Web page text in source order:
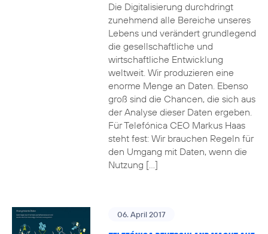
Die Digitalisierung durchdringt
zunehmend alle Bereiche unseres
Lebens und verändert grundlegend
die gesellschaftliche und
wirtschaftliche Entwicklung
weltweit. Wir produzieren eine
enorme Menge an Daten. Ebenso
groß sind die Chancen, die sich aus
der Analyse dieser Daten ergeben.
Für Telefónica CEO Markus Haas
steht fest: Wir brauchen Regeln für
den Umgang mit Daten, wenn die
Nutzung […]
06. April 2017